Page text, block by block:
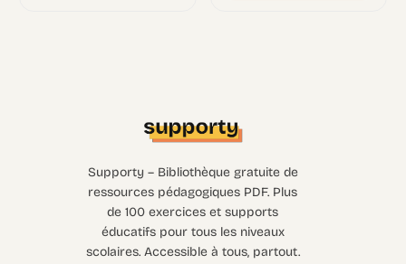
Supporty – Bibliothèque gratuite de
ressources pédagogiques PDF. Plus
de 100 exercices et supports
éducatifs pour tous les niveaux
scolaires. Accessible à tous, partout.